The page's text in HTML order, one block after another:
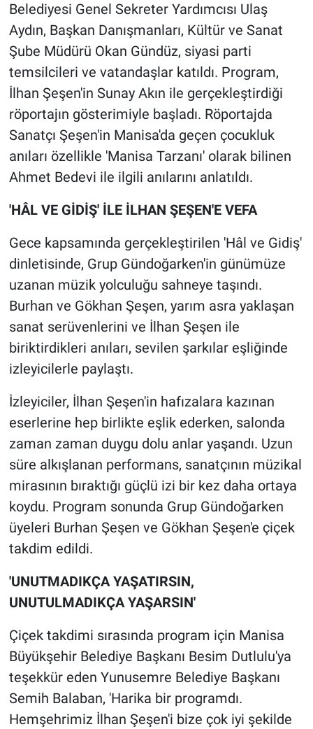
Belediyesi Genel Sekreter Yardımcısı Ulaş
Aydın, Başkan Danışmanları, Kültür ve Sanat
Şube Müdürü Okan Gündüz, siyasi parti
temsilcileri ve vatandaşlar katıldı. Program,
İlhan Şeşen'in Sunay Akın ile gerçekleştirdiği
röportajın gösterimiyle başladı. Röportajda
Sanatçı Şeşen'in Manisa'da geçen çocukluk
anıları özellikle 'Manisa Tarzanı' olarak bilinen
Ahmet Bedevi ile ilgili anılarını anlatıldı.
'HÂL VE GİDİŞ' İLE İLHAN ŞEŞEN'E VEFA
Gece kapsamında gerçekleştirilen 'Hâl ve Gidiş'
dinletisinde, Grup Gündoğarken'in günümüze
uzanan müzik yolculuğu sahneye taşındı.
Burhan ve Gökhan Şeşen, yarım asra yaklaşan
sanat serüvenlerini ve İlhan Şeşen ile
biriktirdikleri anıları, sevilen şarkılar eşliğinde
izleyicilerle paylaştı.
İzleyiciler, İlhan Şeşen'in hafızalara kazınan
eserlerine hep birlikte eşlik ederken, salonda
zaman zaman duygu dolu anlar yaşandı. Uzun
süre alkışlanan performans, sanatçının müzikal
mirasının bıraktığı güçlü izi bir kez daha ortaya
koydu. Program sonunda Grup Gündoğarken
üyeleri Burhan Şeşen ve Gökhan Şeşen'e çiçek
takdim edildi.
'UNUTMADIKÇA YAŞATIRSIN,
UNUTULMADIKÇA YAŞARSIN'
Çiçek takdimi sırasında program için Manisa
Büyükşehir Belediye Başkanı Besim Dutlulu'ya
teşekkür eden Yunusemre Belediye Başkanı
Semih Balaban, 'Harika bir programdı.
Hemşehrimiz İlhan Şeşen'i bize çok iyi şekilde